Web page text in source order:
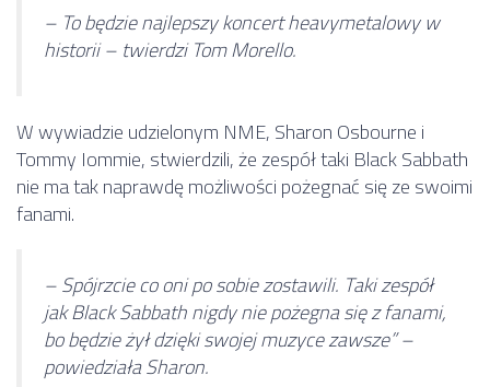
– To będzie najlepszy koncert heavymetalowy w
historii – twierdzi Tom Morello.
W wywiadzie udzielonym NME, Sharon Osbourne i
Tommy Iommie, stwierdzili, że zespół taki Black Sabbath
nie ma tak naprawdę możliwości pożegnać się ze swoimi
fanami.
– Spójrzcie co oni po sobie zostawili. Taki zespół
jak Black Sabbath nigdy nie pożegna się z fanami,
bo będzie żył dzięki swojej muzyce zawsze” –
powiedziała Sharon.